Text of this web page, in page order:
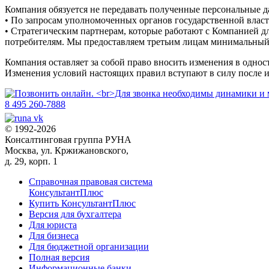
Компания обязуется не передавать полученные
• По запросам уполномоченных органов государственной
• Стратегическим партнерам, которые работают с Компанией
потребителям. Мы предоставляем третьим лицам
Компания оставляет за собой право вносить изменения в
Изменения условий настоящих правил вступают в силу
8 495 260-7888
© 1992-2026
Консалтинговая группа РУНА
Москва, ул. Кржижановского,
д. 29, корп. 1
Справочная правовая система
КонсультантПлюс
Купить КонсультантПлюс
Версия для бухгалтера
Для юриста
Для бизнеса
Для бюджетной организации
Полная версия